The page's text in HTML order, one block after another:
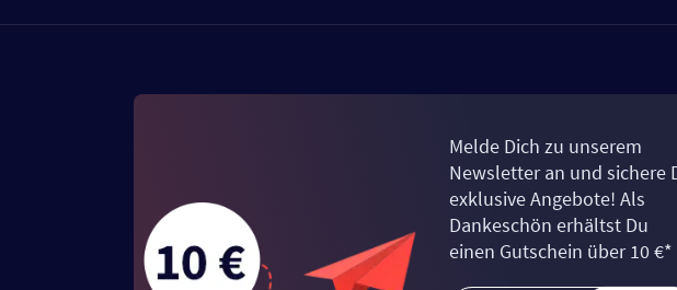
Melde Dich zu unserem
Newsletter an und sichere
exklusive Angebote! Als
Dankeschön erhältst Du
einen Gutschein über 10 €*